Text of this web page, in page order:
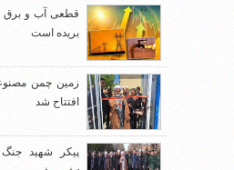
قطعی آب و برق
بریده است
زمین چمن
افتتاح شد
پیکر شهید